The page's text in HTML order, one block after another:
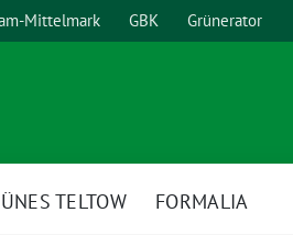
Mittelmark GBK Grünerator
TELTOW FORMALIA